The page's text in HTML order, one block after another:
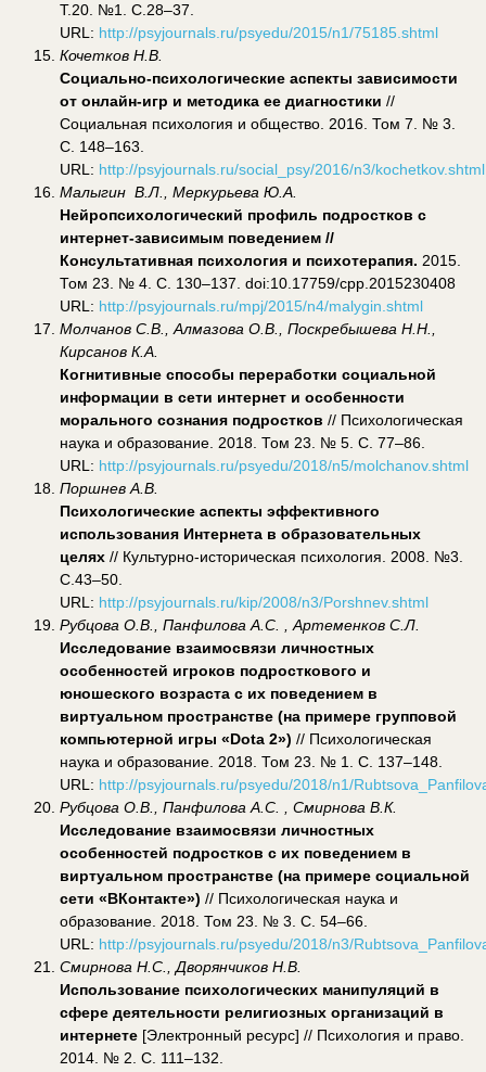
Т.20. №1. С.28–37.
URL: http://psyjournals.ru/psyedu/2015/n1/75185.shtml
Кочетков Н.В.
Социально-психологические аспекты зависимости
от онлайн-игр и методика ее диагностики //
Социальная психология и общество. 2016. Том 7. № 3.
С. 148–163.
URL: http://psyjournals.ru/social_psy/2016/n3/kochetkov.shtml
Малыгин В.Л., Меркурьева Ю.А.
Нейропсихологический профиль подростков с
интернет-зависимым поведением //
Консультативная психология и психотерапия. 2015.
Том 23. № 4. С. 130–137. doi:10.17759/cpp.2015230408
URL: http://psyjournals.ru/mpj/2015/n4/malygin.shtml
Молчанов С.В., Алмазова О.В., Поскребышева Н.Н.,
Кирсанов К.А.
Когнитивные способы переработки социальной
информации в сети интернет и особенности
морального сознания подростков // Психологическая
наука и образование. 2018. Том 23. № 5. С. 77–86.
URL: http://psyjournals.ru/psyedu/2018/n5/molchanov.shtml
Поршнев А.В.
Психологические аспекты эффективного
использования Интернета в образовательных
целях // Культурно-историческая психология. 2008. №3.
С.43–50.
URL: http://psyjournals.ru/kip/2008/n3/Porshnev.shtml
Рубцова О.В., Панфилова А.С. , Артеменков С.Л.
Исследование взаимосвязи личностных
особенностей игроков подросткового и
юношеского возраста с их поведением в
виртуальном пространстве (на примере групповой
компьютерной игры «Dota 2») // Психологическая
наука и образование. 2018. Том 23. № 1. С. 137–148.
URL: http://psyjournals.ru/psyedu/2018/n1/
Рубцова О.В., Панфилова А.С. , Смирнова В.К.
Исследование взаимосвязи личностных
особенностей подростков с их поведением в
виртуальном пространстве (на примере социальной
сети «ВКонтакте») // Психологическая наука и
образование. 2018. Том 23. № 3. С. 54–66.
URL: http://psyjournals.ru/psyedu/2018/n3/
Смирнова Н.С., Дворянчиков Н.В.
Использование психологических манипуляций в
сфере деятельности религиозных организаций в
интернете [Электронный ресурс] // Психология и право.
2014. № 2. С. 111–132.